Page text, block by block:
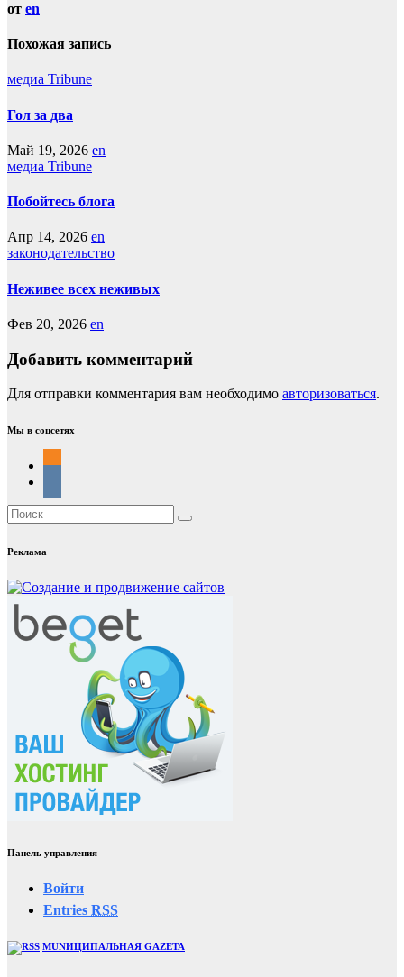
от en
Похожая запись
медиа Tribune
Гол за два
Май 19, 2026 en
медиа Tribune
Побойтесь блога
Апр 14, 2026 en
законодательство
Неживее всех неживых
Фев 20, 2026 en
Добавить комментарий
Для отправки комментария вам необходимо авторизоваться.
Мы в соцсетях
Реклама
Панель управления
Войти
Entries RSS
MUNИЦИПАЛЬНАЯ GAZЕТА